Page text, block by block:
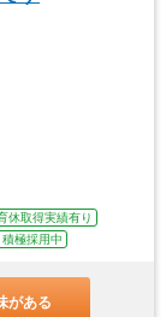
休取得実績有り
積極採用中
がある